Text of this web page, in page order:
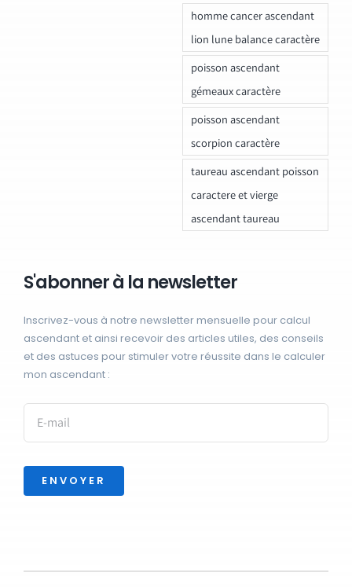
homme cancer ascendant
lion lune balance caractère
poisson ascendant
gémeaux caractère
poisson ascendant
scorpion caractère
taureau ascendant poisson
caractere et vierge
ascendant taureau
S'abonner à la newsletter
Inscrivez-vous à notre newsletter mensuelle pour calcul
ascendant et ainsi recevoir des articles utiles, des conseils
et des astuces pour stimuler votre réussite dans le calculer
mon ascendant :
ENVOYER